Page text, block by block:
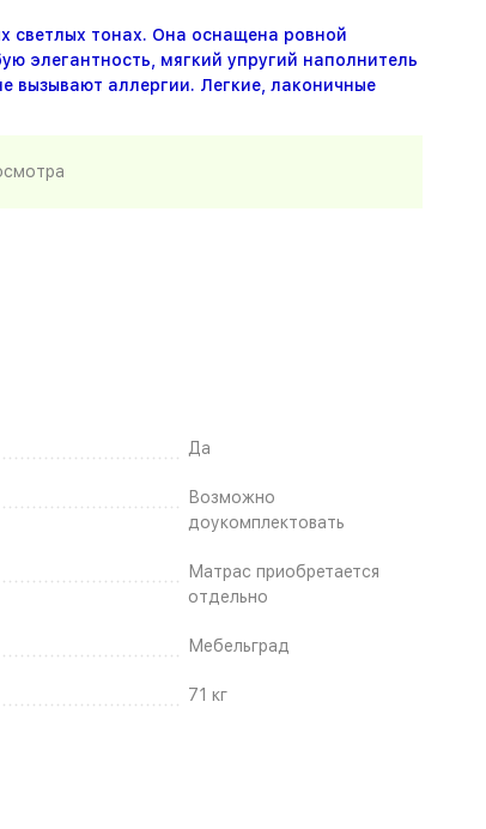
светлых тонах. Она оснащена ровной
элегантность, мягкий упругий наполнитель
вызывают аллергии. Легкие, лаконичные
Да
Возможно
доукомплектовать
Матрас приобретается
отдельно
Мебельград
71 кг